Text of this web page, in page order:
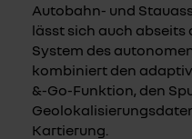
Autobahn- und
lässt sich auch abseits
System des
kombiniert den
&-Go-Funktion, den
Kartierung.